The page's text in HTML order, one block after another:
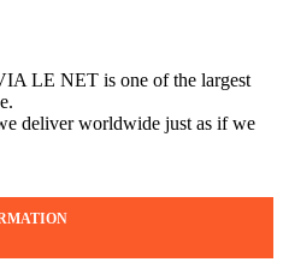
LE NET is one of the largest
deliver worldwide just as if we